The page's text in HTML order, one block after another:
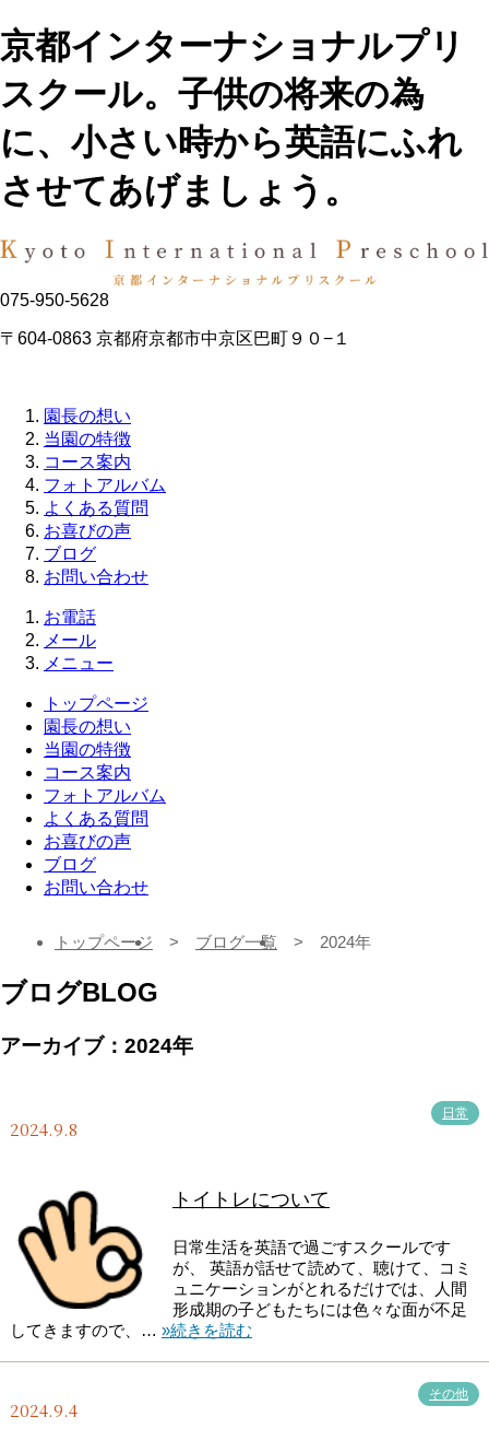
京都インターナショナルプリ
スクール。子供の将来の為
に、小さい時から英語にふれ
させてあげましょう。
075-950-5628
〒604-0863 京都府京都市中京区巴町９０−１
園長の想い
当園の特徴
コース案内
フォトアルバム
よくある質問
お喜びの声
ブログ
お問い合わせ
お電話
メール
メニュー
トップページ
園長の想い
当園の特徴
コース案内
フォトアルバム
よくある質問
お喜びの声
ブログ
お問い合わせ
トップページ ブログ一覧 2024年
ブログBLOG
アーカイブ：2024年
2024.9.8
日常
トイトレについて
日常生活を英語で過ごすスクールです
が、 英語が話せて読めて、聴けて、コミ
ュニケーションがとれるだけでは、人間
形成期の子どもたちには色々な面が不足
してきますので、… »続きを読む
2024.9.4
その他